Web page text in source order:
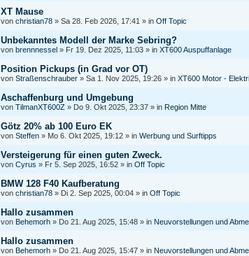
XT Mause
von christian78 » Sa 28. Feb 2026, 17:41 » in Off Topic
Unbekanntes Modell der Marke Sebring?
von brennnessel » Fr 19. Dez 2025, 11:03 » in XT600 Auspuffanlage
Position Pickups (in Grad vor OT)
von Straßenschrauber » Sa 1. Nov 2025, 19:26 » in XT600 Motor -
Aschaffenburg und Umgebung
von TilmanXT600Z » Do 9. Okt 2025, 23:37 » in Region Mitte
Götz 20% ab 100 Euro EK
von Steffen » Mo 6. Okt 2025, 19:12 » in Werbung und Surftipps
Versteigerung für einen guten Zweck.
von Cyrus » Fr 5. Sep 2025, 16:52 » in Off Topic
BMW 128 F40 Kaufberatung
von christian78 » Di 2. Sep 2025, 00:04 » in Off Topic
Hallo zusammen
von Behemorh » Do 21. Aug 2025, 15:48 » in Neuvorstellungen und
Hallo zusammen
von Behemorh » Do 21. Aug 2025, 15:47 » in Neuvorstellungen und